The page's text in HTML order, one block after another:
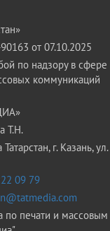
от 07.10.2025
по надзору в сфере
коммуникаций
Т.Н.
г. Казань, ул.
09 79
по печати и массовым